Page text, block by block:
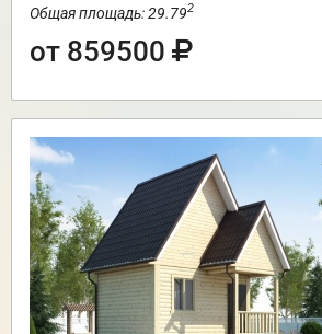
Общая площадь: 29.792
от 859500